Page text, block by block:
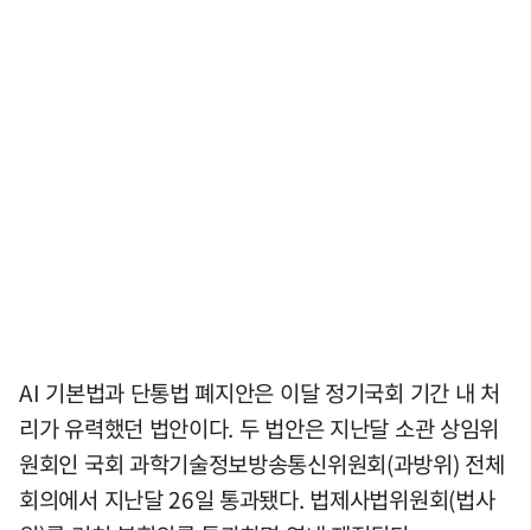
AI 기본법과 단통법 폐지안은 이달 정기국회 기간 내 처
리가 유력했던 법안이다. 두 법안은 지난달 소관 상임위
원회인 국회 과학기술정보방송통신위원회(과방위) 전체
회의에서 지난달 26일 통과됐다. 법제사법위원회(법사